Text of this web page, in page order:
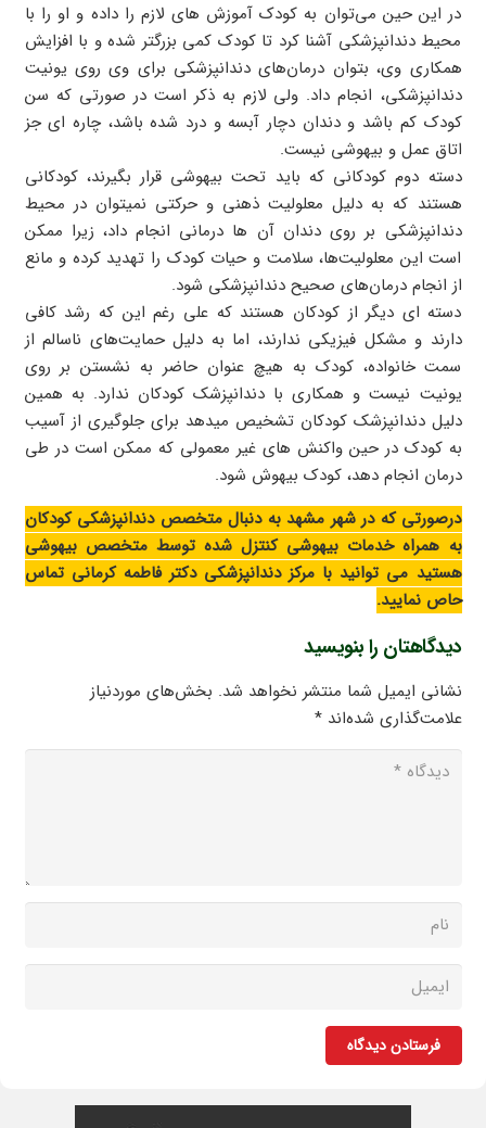
در این حین می‌توان به کودک آموزش های لازم را داده و او را با
محیط دندانپزشکی آشنا کرد تا کودک کمی بزرگتر شده و با افزایش
همکاری وی، بتوان درمان‌های دندانپزشکی برای وی روی یونیت
دندانپزشکی، انجام داد. ولی لازم به ذکر است در صورتی که سن
کودک کم باشد و دندان دچار آبسه و درد شده باشد، چاره ای جز
اتاق عمل و بیهوشی نیست.
دسته دوم کودکانی که باید تحت بیهوشی قرار بگیرند، کودکانی
هستند که به دلیل معلولیت ذهنی و حرکتی نمیتوان در محیط
دندانپزشکی بر روی دندان آن ها درمانی انجام داد، زیرا ممکن
است این معلولیت‌ها، سلامت و حیات کودک را تهدید کرده و مانع
از انجام درمان‌های صحیح دندانپزشکی شود.
دسته ای دیگر از کودکان هستند که علی رغم این که رشد کافی
دارند و مشکل فیزیکی ندارند، اما به دلیل حمایت‌های ناسالم از
سمت خانواده، کودک به هیچ عنوان حاضر به نشستن بر روی
یونیت نیست و همکاری با دندانپزشک کودکان ندارد. به همین
دلیل دندانپزشک کودکان تشخیص میدهد برای جلوگیری از آسیب
به کودک در حین واکنش های غیر معمولی که ممکن است در طی
درمان انجام دهد، کودک بیهوش شود.
درصورتی که در شهر مشهد به دنبال متخصص دندانپزشکی کودکان
به همراه خدمات بیهوشی کنتزل شده توسط متخصص بیهوشی
هستید می توانید با مرکز دندانپزشکی دکتر فاطمه کرمانی تماس
حاص نمایید.
دیدگاهتان را بنویسید
نشانی ایمیل شما منتشر نخواهد شد. بخش‌های موردنیاز
علامت‌گذاری شده‌اند*
فرستادن دیدگاه